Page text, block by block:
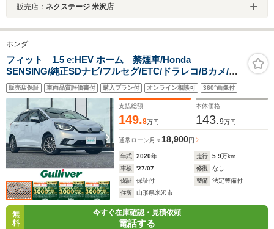
販売店： ネクステージ 米沢店
ホンダ
フィット 1.5 e:HEV ホーム 禁煙車/Honda
SENSING/純正SDナビ/フルセグ/ETC/ドラレコ/Bカメ/電
子パーキング/ドアバイザー/BRAKE HOLD/ワンオーナ
ー/純正AW/スタッドレスタイヤ車載
販売店保証 車両品質評価書付 購入プラン付 オンライン相談可 360°画像付
支払総額
149.8万円
本体価格
143.9万円
通常ローン 月々 18,900円
年式 2020年 走行 5.9万km
車検
'27/07 修復
なし
保証
保証付 整備
法定整備付
住所
山形県米沢市
無
料
今すぐ在庫確認・見積依頼
電話する